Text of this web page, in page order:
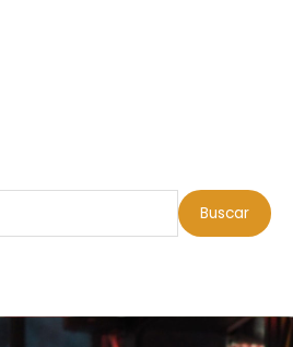
Buscar